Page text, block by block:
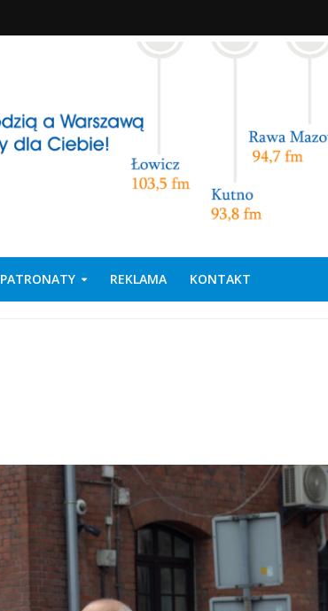
PATRONATY REKLAMA KONTAKT